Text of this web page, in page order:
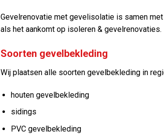
Gevelrenovatie met gevelisolatie is samen met
als het aankomt op isoleren & gevelrenovaties.
Soorten gevelbekleding
Wij plaatsen alle soorten gevelbekleding in
houten gevelbekleding
sidings
PVC gevelbekleding